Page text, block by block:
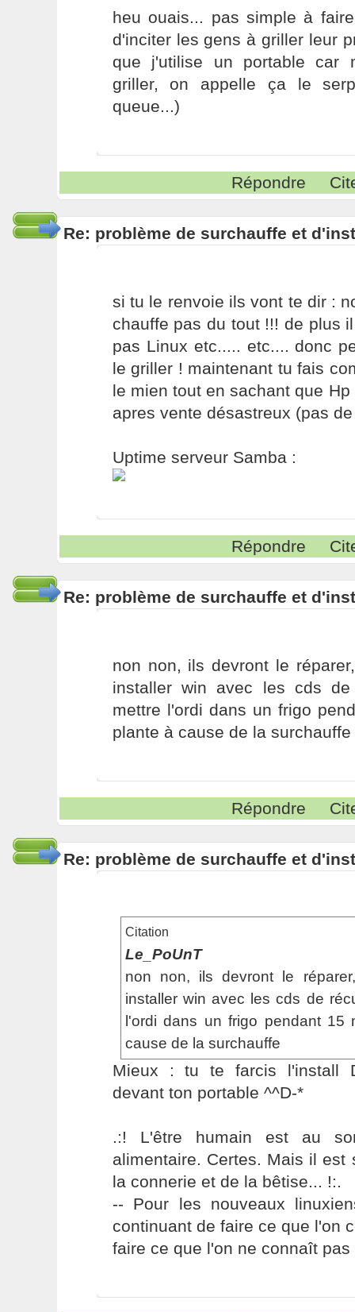
heu ouais... pas simple à
d'inciter les gens à griller leur
que j'utilise un portable car
griller, on appelle ça le
queue...)
Répondre
Re: problème de surchauffe et
si tu le renvoie ils vont te dir :
chauffe pas du tout !!! de plus
pas Linux etc..... etc.... donc
le griller ! maintenant tu fais
le mien tout en sachant que
apres vente désastreux (pas
Uptime serveur Samba :
Répondre
Re: problème de surchauffe et
non non, ils devront le
installer win avec les cds
mettre l'ordi dans un frigo
plante à cause de la surchauffe
Répondre
Re: problème de surchauffe et
Citation
Le_PoUnT
non non, ils devront le
installer win avec les cds de
l'ordi dans un frigo pendant 15
cause de la surchauffe
Mieux : tu te farcis l'install
devant ton portable ^^D-*
.:! L'être humain est au
alimentaire. Certes. Mais il est
la connerie et de la bêtise... !:.
-- Pour les nouveaux
continuant de faire ce que l'on
faire ce que l'on ne connaît pas